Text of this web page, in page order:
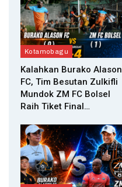
Kotamobagu
Kalahkan Burako Alason
FC, Tim Besutan Zulkifli
Mundok ZM FC Bolsel
Raih Tiket Final…